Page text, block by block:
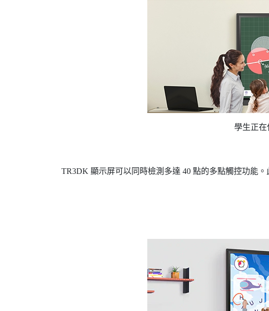
學生正在
TR3DK 顯示屏可以同時檢測多達 40 點的多點觸控功能